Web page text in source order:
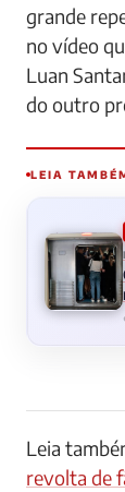
grande
no vídeo
Luan
do outro
LEIA
Leia
revolta de